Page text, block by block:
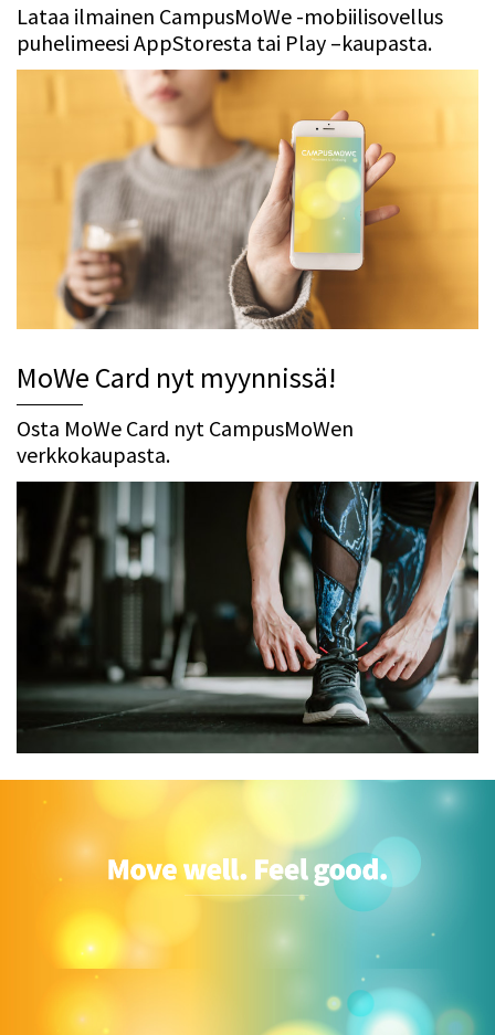
Lataa ilmainen CampusMoWe -mobiilisovellus
puhelimeesi AppStoresta tai Play –kaupasta.
MoWe Card nyt myynnissä!
Osta MoWe Card nyt CampusMoWen
verkkokaupasta.